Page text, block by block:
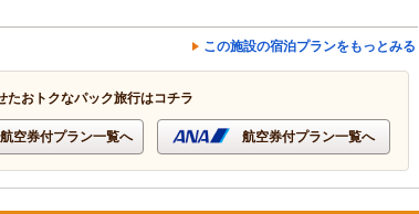
この施設の宿泊プランをもっとみる
たおトクなパック旅行はコチラ
航空券付プラン一覧へ 航空券付プラン一覧へ